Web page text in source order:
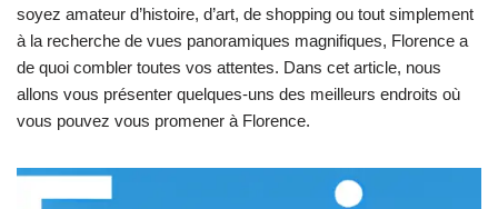
soyez amateur d’histoire, d’art, de shopping ou tout simplement
à la recherche de vues panoramiques magnifiques, Florence a
de quoi combler toutes vos attentes. Dans cet article, nous
allons vous présenter quelques-uns des meilleurs endroits où
vous pouvez vous promener à Florence.